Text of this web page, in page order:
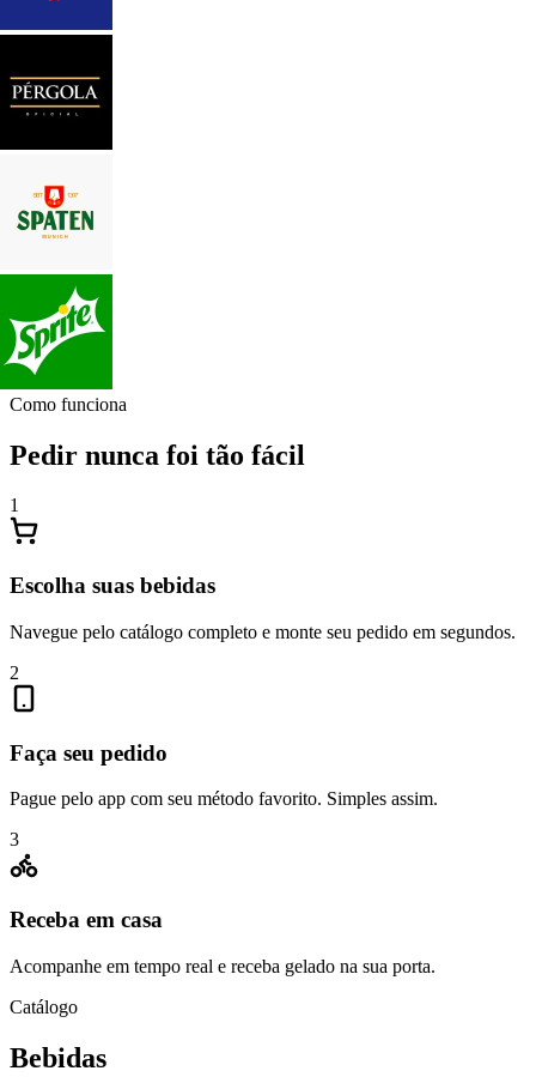
Como funciona
Pedir nunca foi tão fácil
1
Escolha suas bebidas
Navegue pelo catálogo completo e monte seu pedido em segundos.
2
Faça seu pedido
Pague pelo app com seu método favorito. Simples assim.
3
Receba em casa
Acompanhe em tempo real e receba gelado na sua porta.
Catálogo
Bebidas